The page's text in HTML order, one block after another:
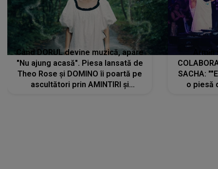
Când DORUL devine muzică, apare
"Nu ajung acasă". Piesa lansată de
Theo Rose și DOMINO îi poartă pe
ascultători prin AMINTIRI și
SACHA:
o piesă